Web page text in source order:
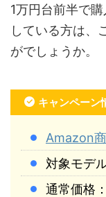
1万円台前半で
している方は、
がでしょうか。
キャンペーン
Amazon
対象モデ
通常価格